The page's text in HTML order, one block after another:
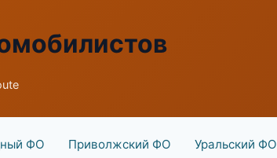
ФО Приволжский ФО Уральский ФО